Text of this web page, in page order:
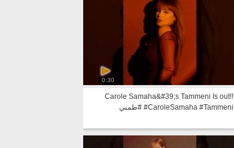
0:30
Carole Samaha&#39;s Tammeni Is out!!
#CaroleSamaha #Tammeni #طمني